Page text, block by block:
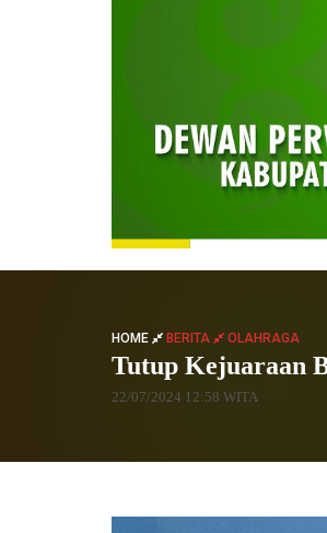
HOME BERITA OLAHRAGA
Tutup Kejuaraan
22/07/2024 12:58 WITA